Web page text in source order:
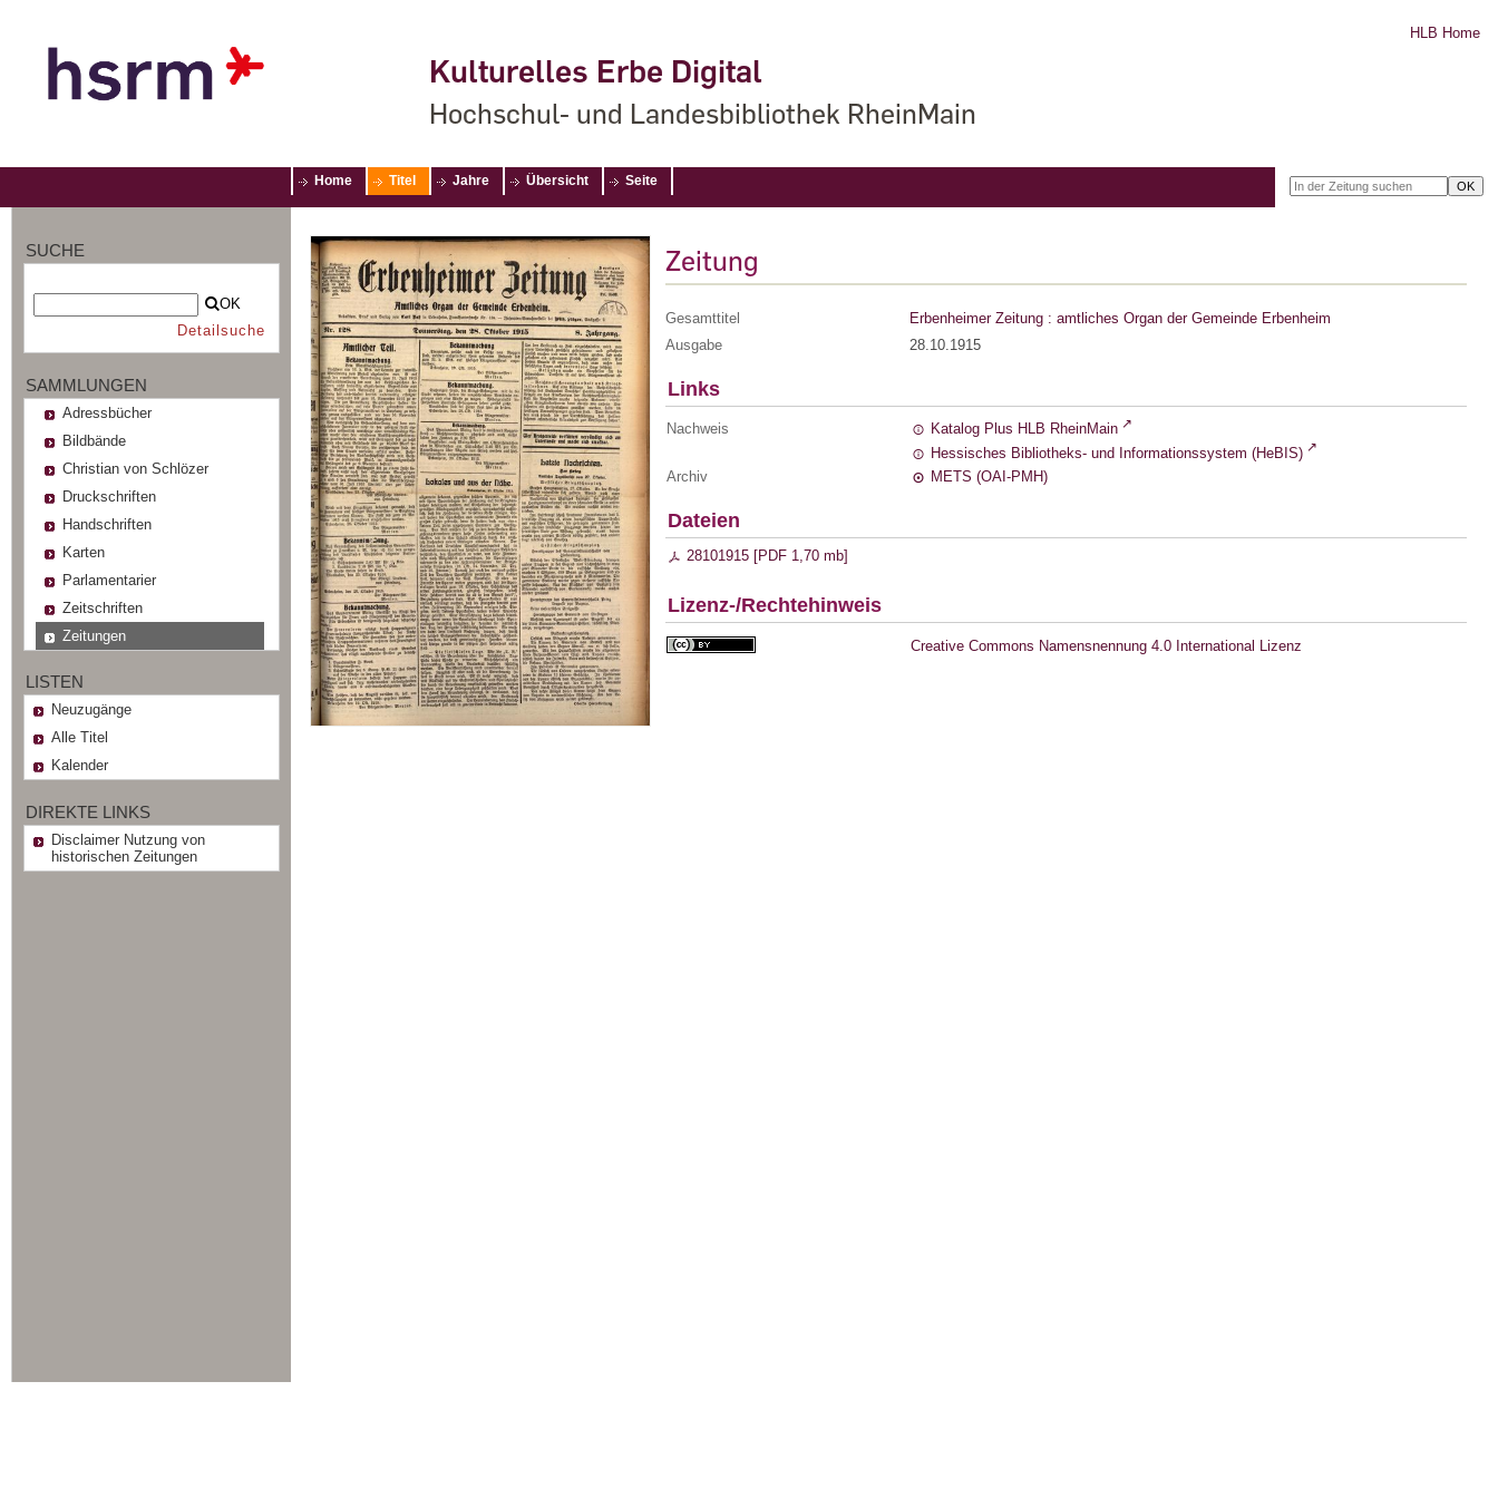
Kulturelles Erbe Digital
Hochschul- und Landesbibliothek RheinMain
HLB Home
Home Titel Jahre Übersicht Seite
SUCHE
OK
Detailsuche
SAMMLUNGEN
Adressbücher
Bildbände
Christian von Schlözer
Druckschriften
Handschriften
Karten
Parlamentarier
Zeitschriften
Zeitungen
LISTEN
Neuzugänge
Alle Titel
Kalender
DIREKTE LINKS
Disclaimer Nutzung von
historischen Zeitungen
Zeitung
Gesamttitel
Erbenheimer Zeitung : amtliches Organ der Gemeinde Erbenheim
Ausgabe
28.10.1915
Links
Nachweis
Katalog Plus HLB RheinMain
Hessisches Bibliotheks- und Informationssystem (HeBIS)
Archiv
METS (OAI-PMH)
Dateien
28101915 [PDF 1,70 mb]
Lizenz-/Rechtehinweis
Creative Commons Namensnennung 4.0 International Lizenz